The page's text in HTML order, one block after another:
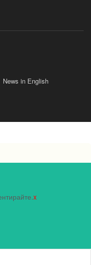
News in Еnglish
x